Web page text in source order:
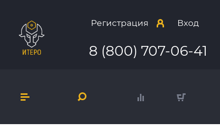
Регистрация Вход
8 (800) 707-06-41